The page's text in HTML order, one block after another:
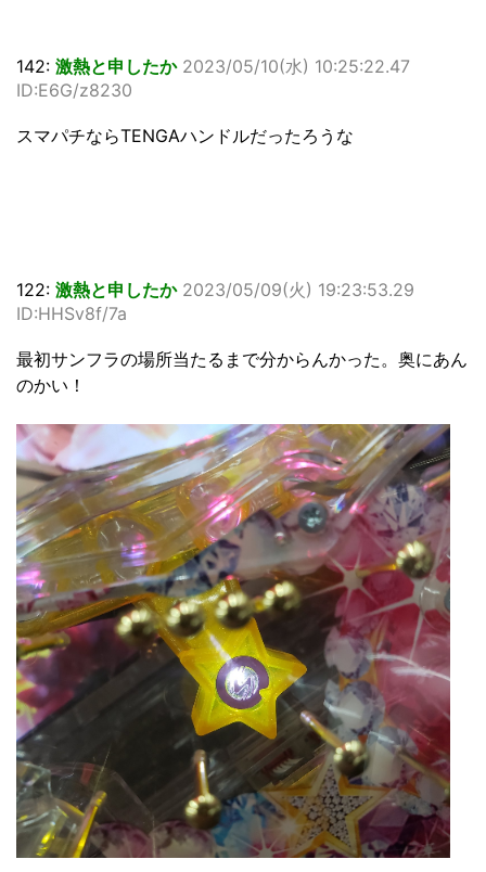
142: 激熱と申したか 2023/05/10(水) 10:25:22.47
ID:E6G/z8230
スマパチならTENGAハンドルだったろうな
122: 激熱と申したか 2023/05/09(火) 19:23:53.29
ID:HHSv8f/7a
最初サンフラの場所当たるまで分からんかった。奥にあん
のかい！